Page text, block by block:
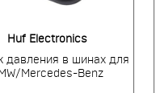
Huf Electronics
давления в шинах для
Mercedes-Benz